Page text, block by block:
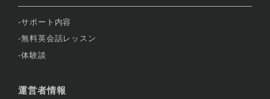
サポート内容
無料英会話レッスン
体験談
運営者情報